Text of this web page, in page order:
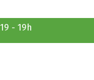
- 19h